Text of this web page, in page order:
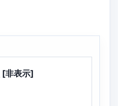
[非表示]